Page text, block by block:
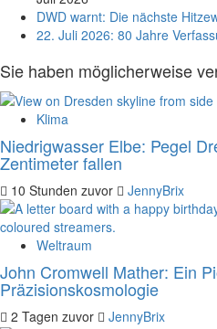
DWD warnt: Die nächste
22. Juli 2026: 80 Jahre
Sie haben möglicherweise
Klima
Niedrigwasser Elbe: Pegel
Zentimeter fallen
10 Stunden zuvor JennyBrix
Weltraum
John Cromwell Mather: Ein
Präzisionskosmologie
2 Tagen zuvor JennyBrix